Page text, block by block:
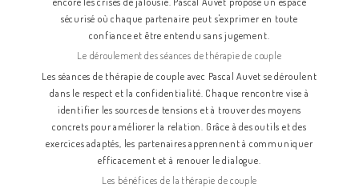
sécurisé où chaque partenaire peut s'exprimer en toute
confiance et être entendu sans jugement.
Le déroulement des séances de thérapie de couple
Les séances de thérapie de couple avec Pascal Auvet se déroulent
dans le respect et la confidentialité. Chaque rencontre vise à
identifier les sources de tensions et à trouver des moyens
concrets pour améliorer la relation. Grâce à des outils et des
exercices adaptés, les partenaires apprennent à communiquer
efficacement et à renouer le dialogue.
Les bénéfices de la thérapie de couple